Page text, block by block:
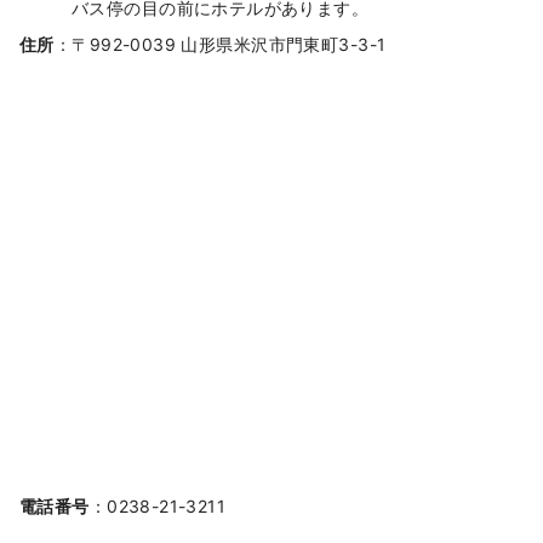
バス停の目の前にホテルがあります。
住所 ：〒992-0039 山形県米沢市門東町3-3-1
電話番号 ：0238-21-3211